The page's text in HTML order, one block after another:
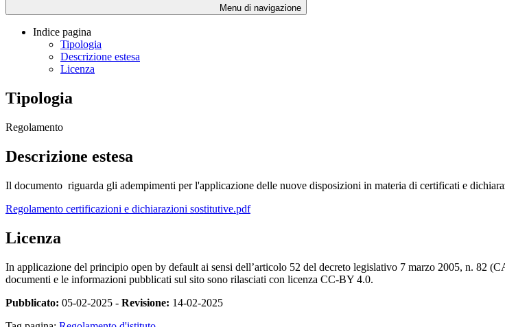
Menu di navigazione
Indice pagina
Tipologia
Descrizione estesa
Licenza
Tipologia
Regolamento
Descrizione estesa
Il documento riguarda gli adempimenti per l'applicazione delle nuove disposizioni in materia di certificati e
Regolamento certificazioni e dichiarazioni sostitutive.pdf
Licenza
In applicazione del principio open by default ai sensi dell’articolo 52 del decreto legislativo 7 marzo 2005, n. 82
documenti e le informazioni pubblicati sul sito sono rilasciati con licenza CC-BY 4.0.
Pubblicato: 05-02-2025 - Revisione: 14-02-2025